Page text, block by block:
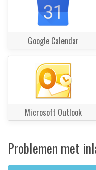
Google Calendar
Microsoft Outlook
Problemen met